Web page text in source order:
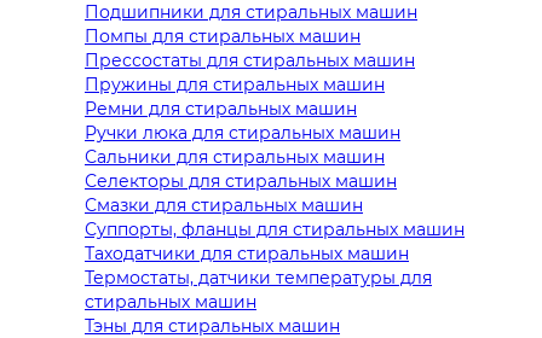
Подшипники для стиральных машин
Помпы для стиральных машин
Прессостаты для стиральных машин
Пружины для стиральных машин
Ремни для стиральных машин
Ручки люка для стиральных машин
Сальники для стиральных машин
Селекторы для стиральных машин
Смазки для стиральных машин
Суппорты, фланцы для стиральных машин
Таходатчики для стиральных машин
Термостаты, датчики температуры для
стиральных машин
Тэны для стиральных машин